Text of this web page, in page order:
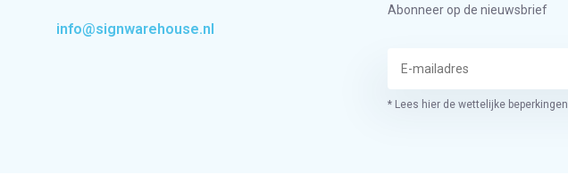
info@signwarehouse.nl
Abonneer op de nieuwsbrief
* Lees hier de wettelijke beperkingen